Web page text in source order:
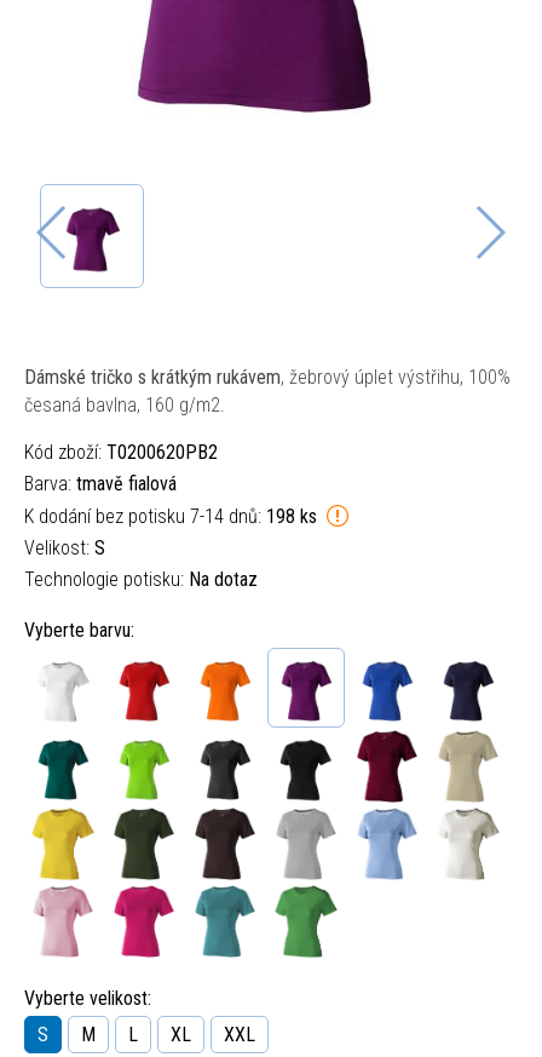
Dámské tričko s krátkým rukávem, žebrový úplet výstřihu, 100%
česaná bavlna, 160 g/m2.
Kód zboží: T0200620PB2
Barva: tmavě fialová
K dodání bez potisku 7-14 dnů: 198 ks
Velikost: S
Technologie potisku: Na dotaz
Vyberte barvu:
Vyberte velikost:
S
M L XL XXL